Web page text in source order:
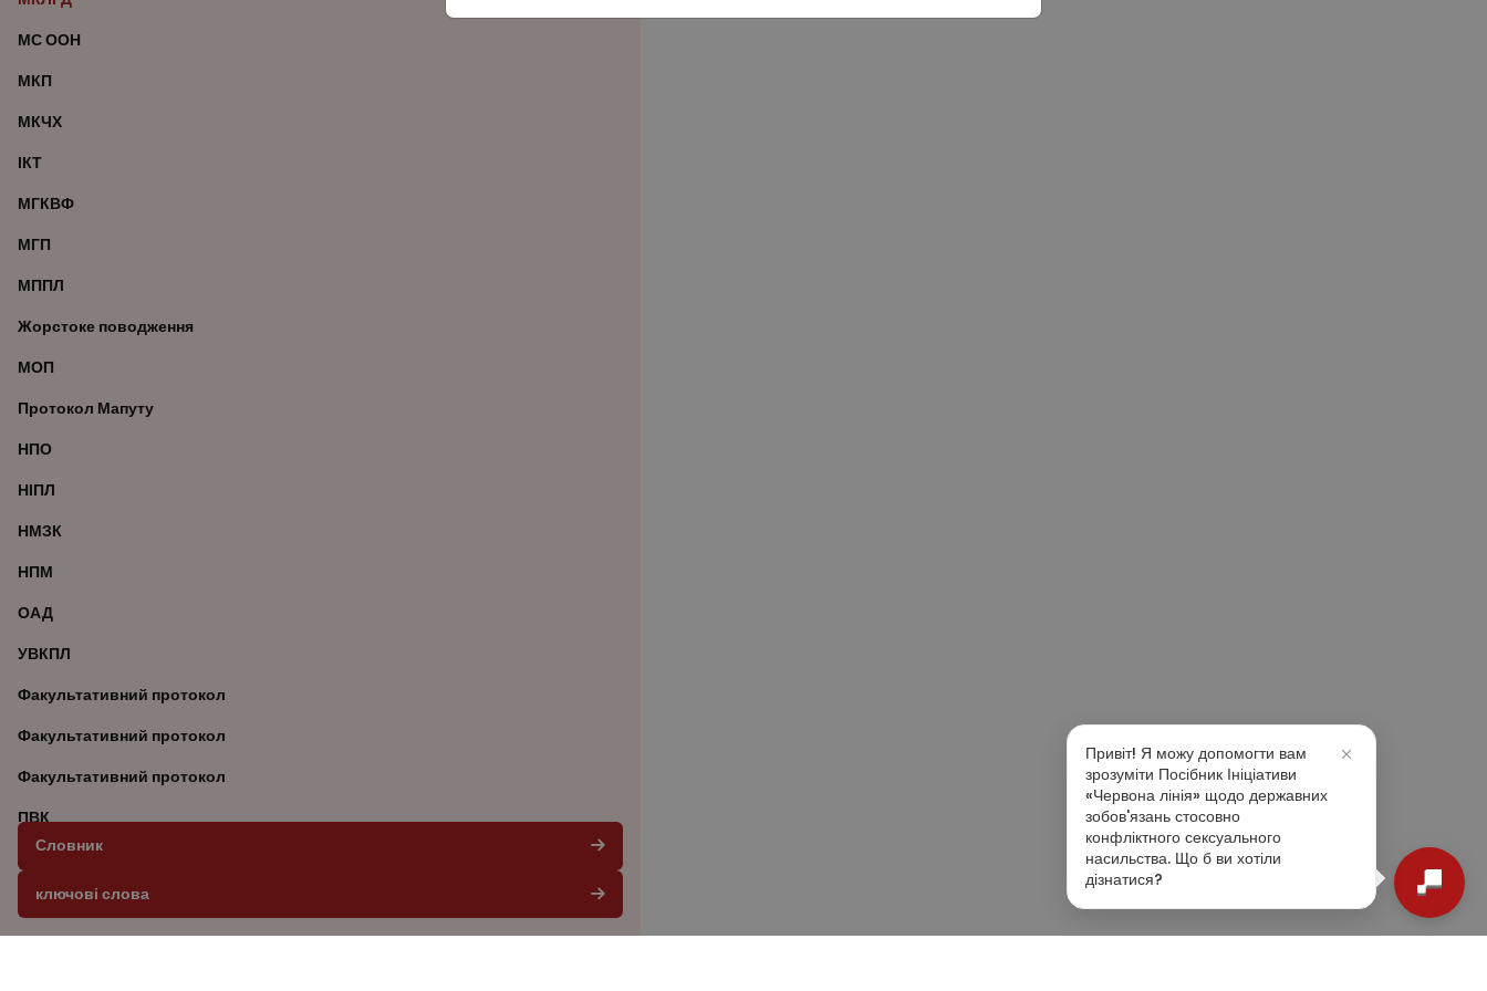
МС ООН
МКП
МКЧХ
ІКТ
МГКВФ
МГП
МППЛ
Жорстоке поводження
МОП
Протокол Мапуту
НПО
НІПЛ
НМЗК
НПМ
ОАД
УВКПЛ
Факультативний протокол
Факультативний протокол
Факультативний протокол
ПВК
Військовополонений
Правила острова Роббен
ІПСШ
Словник
ключові слова
Привіт! Я можу допомогти вам
зрозуміти Посібник Ініціативи
«Червона лінія» щодо державних
зобов'язань стосовно
конфліктного сексуального
насильства. Що б ви хотіли
дізнатися?